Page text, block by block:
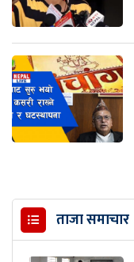
ताजा समाचार